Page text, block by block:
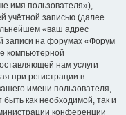
имя пользователя»),
учётной записью (далее
«ваш адрес
записи на форумах «Форум
компьютерной
нам услуги
при регистрации в
имени пользователя,
как необходимой, так и
конференции